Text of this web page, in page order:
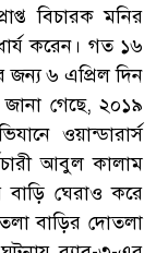
বিচারক মনির
করেন। গত ১৬
জন্য ৬ এপ্রিল দিন
গেছে, ২০১৯
ওয়ান্ডারার্স
আবুল কালাম
বাড়ি ঘেরাও করে
বাড়ির দোতলা